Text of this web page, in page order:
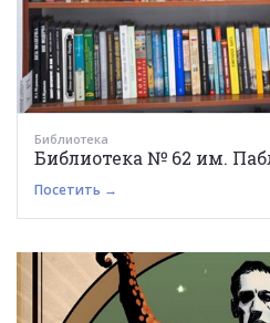
Библиотека
Библиотека № 62 им.
Посетить →